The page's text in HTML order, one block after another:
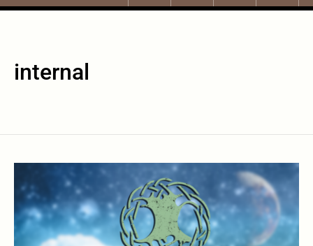
internal